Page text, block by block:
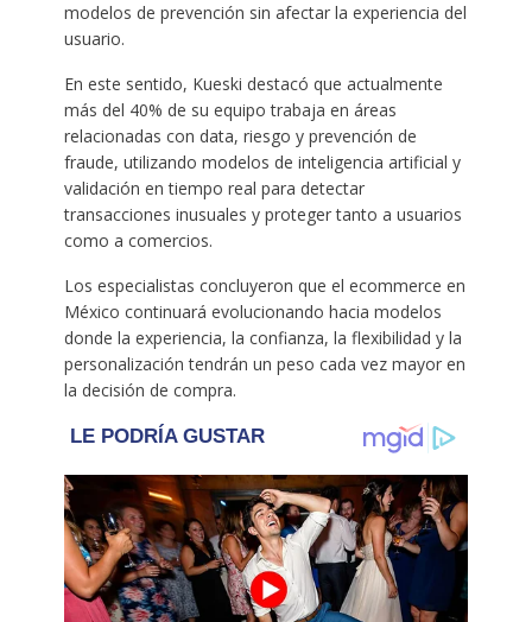
modelos de prevención sin afectar la experiencia del
usuario.
En este sentido, Kueski destacó que actualmente
más del 40% de su equipo trabaja en áreas
relacionadas con data, riesgo y prevención de
fraude, utilizando modelos de inteligencia artificial y
validación en tiempo real para detectar
transacciones inusuales y proteger tanto a usuarios
como a comercios.
Los especialistas concluyeron que el ecommerce en
México continuará evolucionando hacia modelos
donde la experiencia, la confianza, la flexibilidad y la
personalización tendrán un peso cada vez mayor en
la decisión de compra.